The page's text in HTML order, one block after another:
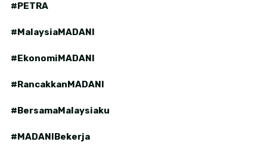
#PETRA
#MalaysiaMADANI
#EkonomiMADANI
#RancakkanMADANI
#BersamaMalaysiaku
#MADANIBekerja